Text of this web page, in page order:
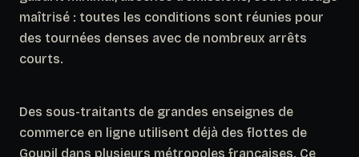
maîtrisé : toutes les conditions sont réunies pour
des tournées denses avec de nombreux arrêts
courts.
Des sous-traitants de grandes enseignes de
commerce en ligne utilisent déjà des flottes de
Goupil dans plusieurs métropoles françaises. Ce